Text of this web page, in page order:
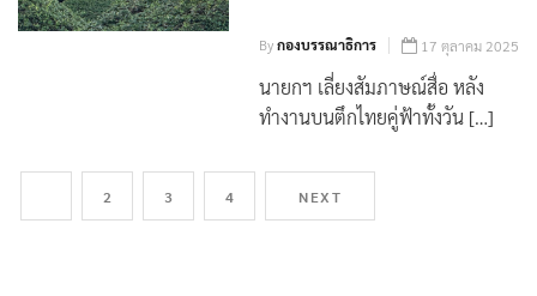
Byกองบรรณาธิการ 17 ตุลาคม 2025
นายกฯ เลี่ยงสัมภาษณ์สื่อ หลัง
ทำงานบนตึกไทยคู่ฟ้าทั้งวัน […]
2 3 4 NEXT